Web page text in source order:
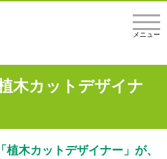
メニュー
木カットデザイナ
木カットデザイナー」が、